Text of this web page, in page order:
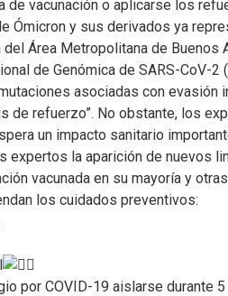
de vacunación o aplicarse los
Ómicron y sus derivados ya
Área Metropolitana de
de Genómica de SARS-CoV-
asociadas con
de refuerzo”. No obstante, los
un impacto sanitario
expertos la aparición de nuevos
vacunada en su mayoría y
los cuidados preventivos:
por COVID-19 aislarse durante